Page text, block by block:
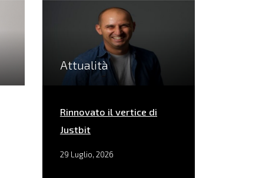
Attualità
Rinnovato il vertice di
Justbit
29 Luglio, 2026